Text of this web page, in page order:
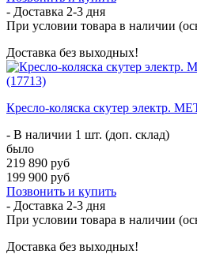
- Доставка 2-3 дня
При условии товара в наличии
Доставка без выходных!
Кресло-коляска скутер электр.
- В наличии 1 шт. (доп. склад)
было
219 890 руб
199 900 руб
Позвонить и купить
- Доставка 2-3 дня
При условии товара в наличии
Доставка без выходных!